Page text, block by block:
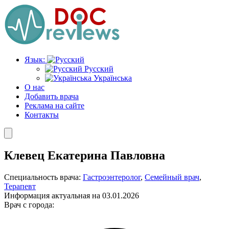
Перейти
к
содержимому
Язык:
Русский
Українська
О нас
Добавить врача
Реклама на сайте
Контакты
Клевец Екатерина Павловна
Специальность врача: Гастроэнтеролог, Семейный врач,
Терапевт
Информация актуальная на 03.01.2026
Врач с города: